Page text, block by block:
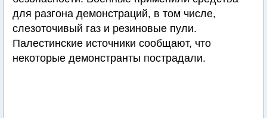
для разгона демонстраций, в том числе,
слезоточивый газ и резиновые пули.
Палестинские источники сообщают, что
некоторые демонстранты пострадали.